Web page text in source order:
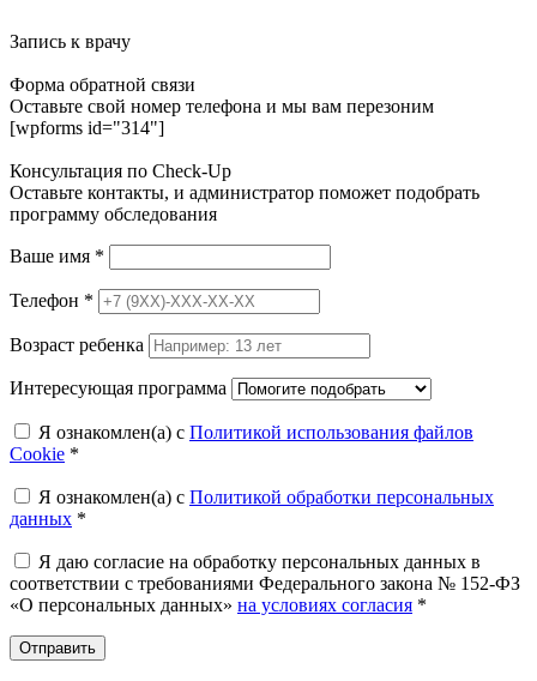
Запись к врачу
Форма обратной связи
Оставьте свой номер телефона и мы вам перезоним
[wpforms id="314"]
Консультация по Check-Up
Оставьте контакты, и администратор поможет подобрать
программу обследования
Ваше имя *
Телефон *
Возраст ребенка
Интересующая программа
Я ознакомлен(а) с Политикой использования файлов
Cookie *
Я ознакомлен(а) с Политикой обработки персональных
данных *
Я даю согласие на обработку персональных данных в
соответствии с требованиями Федерального закона № 152-ФЗ
«О персональных данных» на условиях согласия *
Отправить